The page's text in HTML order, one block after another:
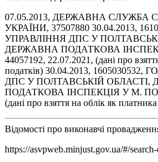
07.05.2013, ДЕРЖАВНА СЛУЖБА
УКРАЇНИ, 37507880 30.04.2013,
УПРАВЛІННЯ ДПС У
ДЕРЖАВНА ПОДАТКОВА
44057192, 22.07.2021, (дані про
податків) 30.04.2013,
ДПС У ПОЛТАВСЬКІЙ ОБЛАСТІ,
ПОДАТКОВА ІНСПЕКЦІЯ У М.
(дані про взяття на облік як
Відомості про виконавчі
https://asvpweb.minjust.gov.ua/#/